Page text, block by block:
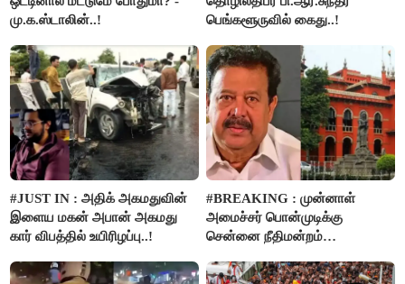
மு.க.ஸ்டாலின்..!
பெங்களூருவில் கைது..!
#JUST IN : அதிக் அகமதுவின்
இளைய மகன் அபான் அகமது
கார் விபத்தில் உயிரிழப்பு..!
#BREAKING : முன்னாள்
அமைச்சர் பொன்முடிக்கு
சென்னை நீதிமன்றம்